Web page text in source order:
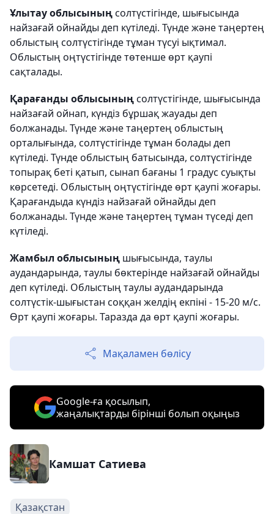
Ұлытау облысыныңсолтүстігінде, шығысында
найзағай ойнайды деп күтіледі. Түнде және таңертең
облыстың солтүстігінде тұман түсуі ықтимал.
Облыстың оңтүстігінде төтенше өрт қаупі
сақталады.
Қарағанды облысыныңсолтүстігінде, шығысында
найзағай ойнап, күндіз бұршақ жауады деп
болжанады. Түнде және таңертең облыстың
орталығында, солтүстігінде тұман болады деп
күтіледі. Түнде облыстың батысында, солтүстігінде
топырақ беті қатып, сынап бағаны 1 градус суықты
көрсетеді. Облыстың оңтүстігінде өрт қаупі жоғары.
Қарағандыда күндіз найзағай ойнайды деп
болжанады. Түнде және таңертең тұман түседі деп
күтіледі.
Жамбыл облысының шығысында, таулы
аудандарында, таулы бөктерінде найзағай ойнайды
деп күтіледі. Облыстың таулы аудандарында
солтүстік-шығыстан соққан желдің екпіні - 15-20 м/с.
Өрт қаупі жоғары. Таразда да өрт қаупі жоғары.
Мақаламен бөлісу
Google-ға қосылып,
жаңалықтарды бірінші болып оқыңыз
Камшат Сатиева
Қазақстан